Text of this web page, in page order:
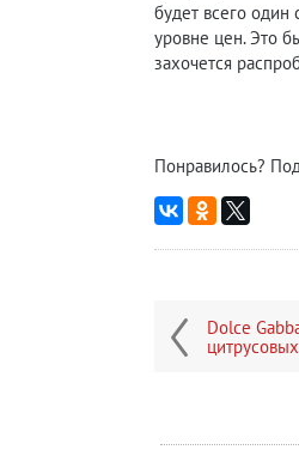
будет всего
уровне цен. Это
захочется
Понравилось?
Dolce